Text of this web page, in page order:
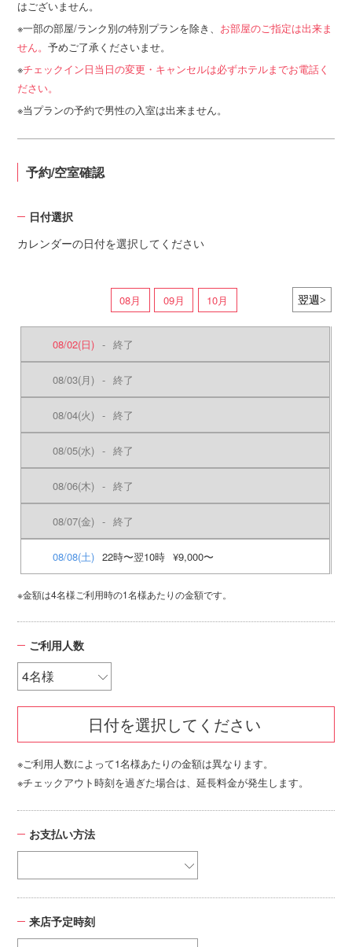
はございません。
一部の部屋/ランク別の特別プランを除き、 お部屋のご指定は出来ま
せん。予めご了承くださいませ。
チェックイン日当日の変更・キャンセルは必ずホテルまでお電話く
ださい。
当プランの予約で男性の入室は出来ません。
予約/空室確認
日付選択
カレンダーの日付を選択してください
08月 09月 10月
08/02(日) - 終了
08/03(月) - 終了
08/04(火) - 終了
08/05(水) - 終了
08/06(木) - 終了
08/07(金) - 終了
08/08(土) 22時〜翌10時 ¥9,000〜
※金額は4名様ご利用時の1名様あたりの金額です。
ご利用人数
日付を選択してください
※ご利用人数によって1名様あたりの金額は異なります。
※チェックアウト時刻を過ぎた場合は、延長料金が発生します。
お支払い方法
来店予定時刻